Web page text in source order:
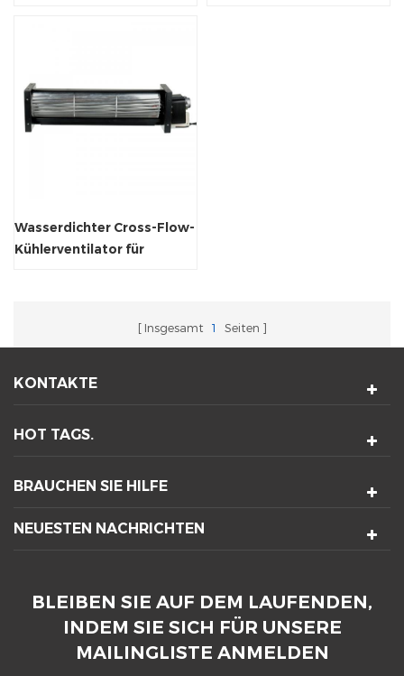
Wasserdichter Cross-Flow-
Kühlerventilator für
Insgesamt 1 Seiten
KONTAKTE
HOT TAGS.
BRAUCHEN SIE HILFE
NEUESTEN NACHRICHTEN
BLEIBEN SIE AUF DEM LAUFENDEN,
INDEM SIE SICH FÜR UNSERE
MAILINGLISTE ANMELDEN